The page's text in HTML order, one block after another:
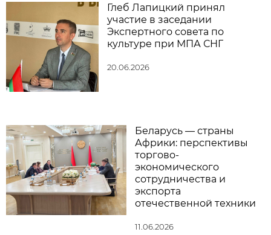
Глеб Лапицкий принял
участие в заседании
Экспертного совета по
культуре при МПА СНГ
20.06.2026
Беларусь — страны
Африки: перспективы
торгово-
экономического
сотрудничества и
экспорта
отечественной техники
11.06.2026